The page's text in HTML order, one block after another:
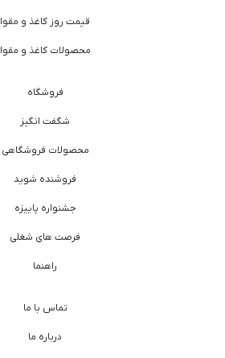
قیمت روز کاغذ و مقوا
محصولات کاغذ و مقوا
فروشگاه
شگفت انگیز
محصولات فروشگاهی
فروشنده شوید
جشنواره پاییزه
فرصت های شغلی
راهنما
تماس با ما
درباره ما